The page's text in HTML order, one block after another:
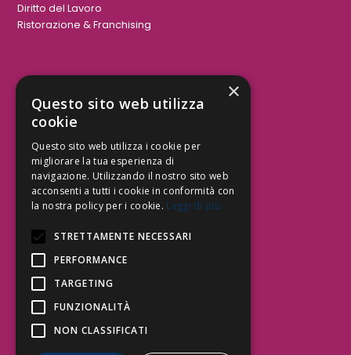
Diritto del Lavoro
Ristorazione & Franchising
Aree Attività Civile
Tutele del Credito
Responsabilità Civile
Contrattualistica
Segui lo Studio EDG sui social.
Invia messaggio
T. 06.3232914
info@edg.legal
×
Questo sito web utilizza
cookie
Questo sito web utilizza i cookie per
migliorare la tua esperienza di
navigazione. Utilizzando il nostro sito web
acconsenti a tutti i cookie in conformità con
la nostra policy per i cookie. Leggi di più
STRETTAMENTE NECESSARI
PERFORMANCE
TARGETING
FUNZIONALITÀ
NON CLASSIFICATI